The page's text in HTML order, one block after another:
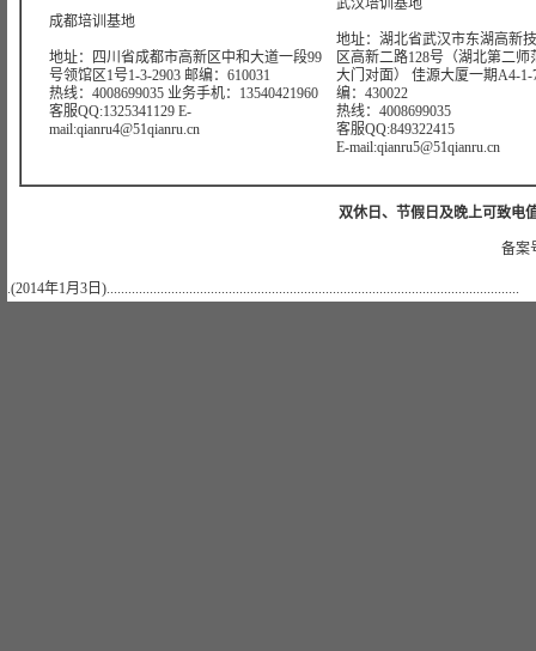
成都培训基地
地址：四川省成都市高新区中和大道一段99
号领馆区1号1-3-2903 邮编：610031
热线：4008699035 业务手机：13540421960
客服QQ:1325341129 E-
mail:qianru4@51qianru.cn
武汉培训基地
地址：湖北省武汉市东湖高新
区高新二路128号（湖北第二师
大门对面） 佳源大厦一期A4-1-
编：430022
热线：4008699035
客服QQ:849322415
E-mail:qianru5@51qianru.cn
双休日、节假日及晚上可致电
备案
.(2014年1月3日)...................................................................................................................